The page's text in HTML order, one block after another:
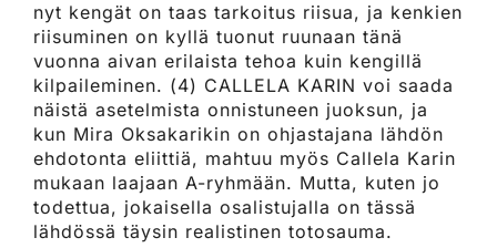
nyt kengät on taas tarkoitus riisua, ja kenkien
riisuminen on kyllä tuonut ruunaan tänä
vuonna aivan erilaista tehoa kuin kengillä
kilpaileminen. (4) CALLELA KARIN voi saada
näistä asetelmista onnistuneen juoksun, ja
kun Mira Oksakarikin on ohjastajana lähdön
ehdotonta eliittiä, mahtuu myös Callela Karin
mukaan laajaan A-ryhmään. Mutta, kuten jo
todettua, jokaisella osalistujalla on tässä
lähdössä täysin realistinen totosauma.